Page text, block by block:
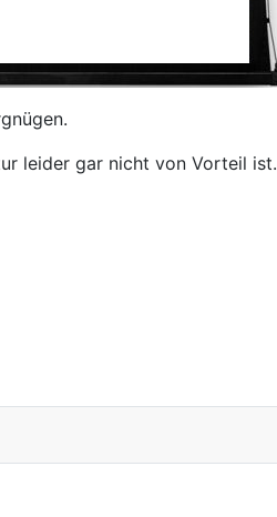
leider gar nicht von Vorteil ist.